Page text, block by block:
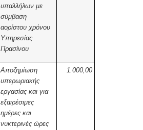
υπαλλήλων με
σύμβαση
αορίστου χρόνου
Υπηρεσίας
Πρασίνου
Αποζημίωση
υπερωριακής
εργασίας και για
εξαιρέσιμες
ημέρες και
νυκτερινές ώρες
1.000,00